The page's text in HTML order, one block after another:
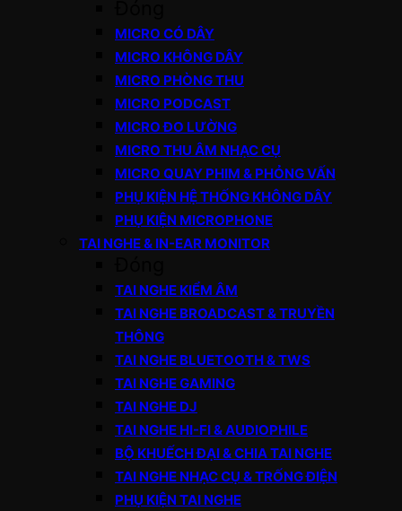
MICRO CÓ DÂY
MICRO KHÔNG DÂY
MICRO PHÒNG THU
MICRO PODCAST
MICRO ĐO LƯỜNG
MICRO THU ÂM NHẠC CỤ
MICRO QUAY PHIM & PHỎNG VẤN
PHỤ KIỆN HỆ THỐNG KHÔNG DÂY
PHỤ KIỆN MICROPHONE
TAI NGHE & IN-EAR MONITOR
TAI NGHE KIỂM ÂM
TAI NGHE BROADCAST & TRUYỀN
THÔNG
TAI NGHE BLUETOOTH & TWS
TAI NGHE GAMING
TAI NGHE DJ
TAI NGHE HI-FI & AUDIOPHILE
BỘ KHUẾCH ĐẠI & CHIA TAI NGHE
TAI NGHE NHẠC CỤ & TRỐNG ĐIỆN
PHỤ KIỆN TAI NGHE